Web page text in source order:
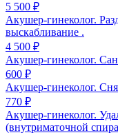
5 500 ₽
Акушер-гинеколог.
выскабливание .
4 500 ₽
Акушер-гинеколог.
600 ₽
Акушер-гинеколог.
770 ₽
Акушер-гинеколог.
(внутриматочной